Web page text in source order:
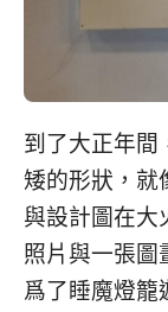
到了大正年間
矮的形狀，就
與設計圖在大
照片與一張圖
爲了睡魔燈籠